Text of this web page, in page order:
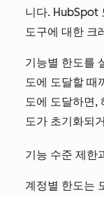
니다. HubSpot
도구에 대한 크
기능별 한도를
도에 도달할 때
도에 도달하면,
도가 초기화되
기능 수준 제한
계정별 한도는